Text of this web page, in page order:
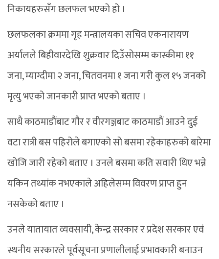
निकायहरुसँग छलफल भएको हो ।
छलफलका क्रममा गृह मन्त्रालयका सचिव एकनारायण
अर्यालले बिहीवारदेखि शुक्रवार दिउँसोसम्म कास्कीमा ११
जना, म्याग्दीमा २ जना, चितवनमा १ जना गरी कुल १५ जनको
मृत्यु भएको जानकारी प्राप्त भएको बताए ।
साथै काठमाडौंबाट गौर र वीरगञ्जबाट काठमाडौं आउने दुई
वटा रात्री बस पहिरोले बगाएको सो बसमा रहेकाहरुको बारेमा
खोजि जारी रहेको बताए । उनले बसमा कति सवारी थिए भन्ने
यकिन तथ्यांक नभएकाले अहिलेसम्म विवरण प्राप्त हुन
नसकेको बताए ।
उनले यातायात व्यवसायी, केन्द्र सरकार र प्रदेश सरकार एवं
स्थनीय सरकारले पूर्वसूचना प्रणालीलाई प्रभावकारी बनाउन